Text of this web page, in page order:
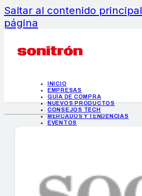
Saltar al contenido principal
página
INICIO
EMPRESAS
GUÍA DE COMPRA
NUEVOS PRODUCTOS
CONSEJOS TECH
MERCADOS Y TENDENCIAS
EVENTOS
INICIO